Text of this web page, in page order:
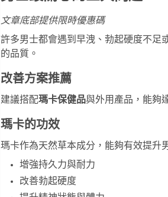
文章底部提供限時優惠碼
許多男士都會遇到早洩、勃起硬度不足
的品質。
改善方案推薦
建議搭配瑪卡保健品與外用產品，能夠
瑪卡的功效
瑪卡作為天然草本成分，能夠有效提升
增強持久力與耐力
改善勃起硬度